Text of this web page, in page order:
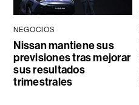
NEGOCIOS
Nissan mantiene sus
previsiones tras mejorar
sus resultados
trimestrales